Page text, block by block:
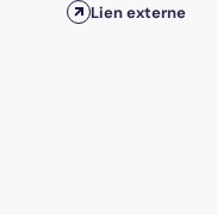
Lien externe